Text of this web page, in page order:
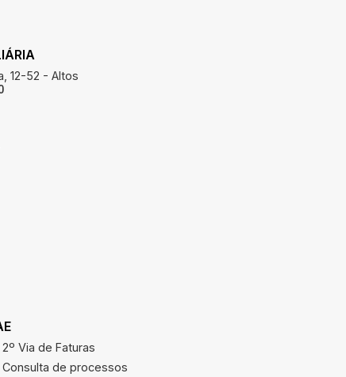
12-52 - Altos
Via de Faturas
de processos